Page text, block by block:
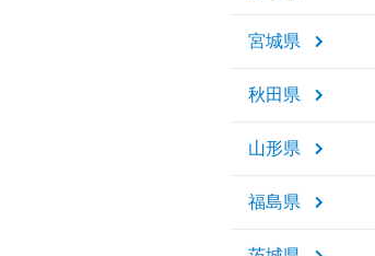
宮城県
秋田県
山形県
福島県